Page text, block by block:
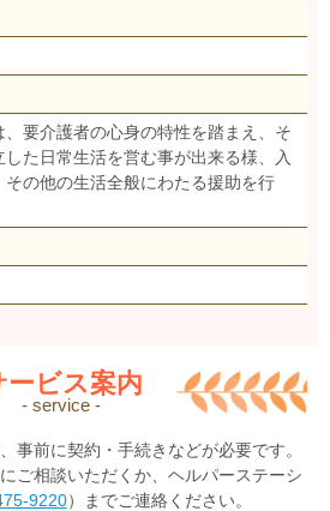
要介護者の心身の特性を踏まえ、そ
た日常生活を営む事が出来る様、入
の他の生活全般にわたる援助を行
ービス案内
- service -
事前に契約・手続きなどが必要です。
ご相談いただくか、ヘルパーステーシ
9220）までご連絡ください。